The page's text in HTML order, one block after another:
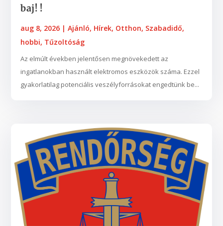
baj! !
aug 8, 2026 |Ajánló, Hírek, Otthon, Szabadidő,
hobbi, Tűzoltóság
Az elmúlt években jelentősen megnövekedett az
ingatlanokban használt elektromos eszközök száma. Ezzel
gyakorlatilag potenciális veszélyforrásokat engedtünk be...